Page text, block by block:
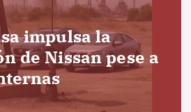
impulsa la
de Nissan pese a